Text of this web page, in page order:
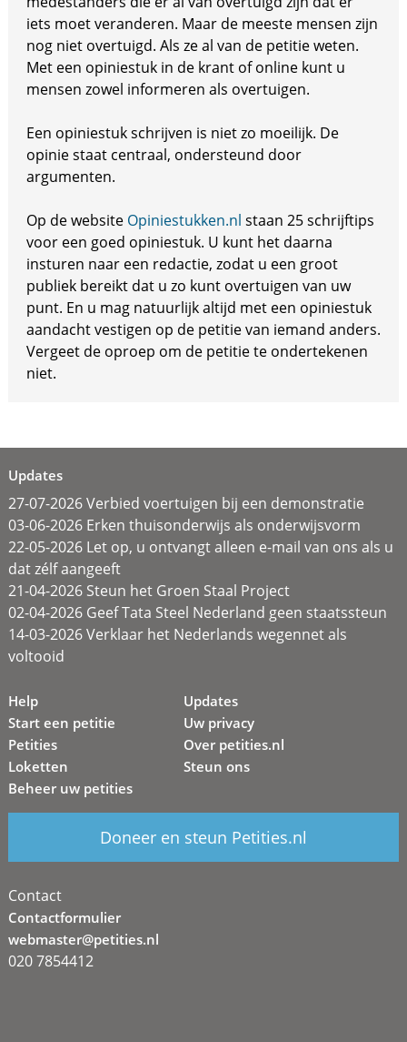
iets moet veranderen. Maar de meeste mensen zijn
nog niet overtuigd. Als ze al van de petitie weten.
Met een opiniestuk in de krant of online kunt u
mensen zowel informeren als overtuigen.
Een opiniestuk schrijven is niet zo moeilijk. De
opinie staat centraal, ondersteund door
argumenten.
Op de website Opiniestukken.nl staan 25 schrijftips
voor een goed opiniestuk. U kunt het daarna
insturen naar een redactie, zodat u een groot
publiek bereikt dat u zo kunt overtuigen van uw
punt. En u mag natuurlijk altijd met een opiniestuk
aandacht vestigen op de petitie van iemand anders.
Vergeet de oproep om de petitie te ondertekenen
niet.
Updates
27-07-2026 Verbied voertuigen bij een demonstratie
03-06-2026 Erken thuisonderwijs als onderwijsvorm
22-05-2026 Let op, u ontvangt alleen e-mail van ons als u
dat zélf aangeeft
21-04-2026 Steun het Groen Staal Project
02-04-2026 Geef Tata Steel Nederland geen staatssteun
14-03-2026 Verklaar het Nederlands wegennet als
voltooid
Help
Start een petitie
Petities
Loketten
Beheer uw petities
Updates
Uw privacy
Over petities.nl
Steun ons
Doneer en steun Petities.nl
Contact
Contactformulier
webmaster@petities.nl
020 7854412